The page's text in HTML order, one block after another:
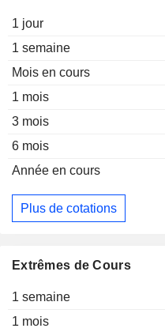
1 jour
1 semaine
Mois en cours
1 mois
3 mois
6 mois
Année en cours
Plus de cotations
Extrêmes de Cours
1 semaine
1 mois